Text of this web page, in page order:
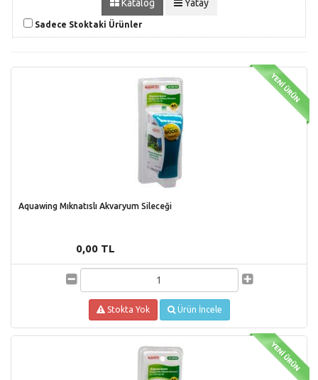
Katalog Yatay
Sadece Stoktaki Ürünler
Aquawing Mıknatıslı Akvaryum Sileceği
0,00 TL
Stokta Yok Ürün İncele